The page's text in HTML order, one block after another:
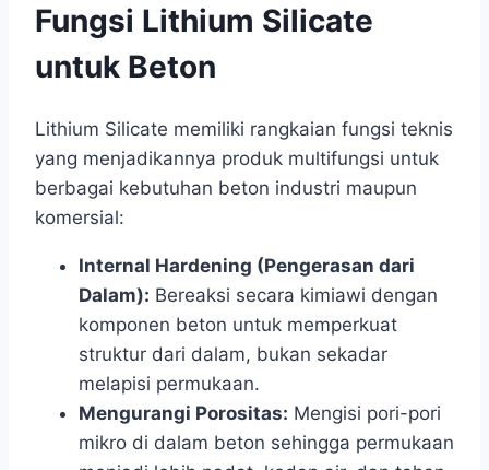
Fungsi Lithium Silicate
untuk Beton
Lithium Silicate memiliki rangkaian fungsi teknis
yang menjadikannya produk multifungsi untuk
berbagai kebutuhan beton industri maupun
komersial:
Internal Hardening (Pengerasan dari
Dalam): Bereaksi secara kimiawi dengan
komponen beton untuk memperkuat
struktur dari dalam, bukan sekadar
melapisi permukaan.
Mengurangi Porositas: Mengisi pori-pori
mikro di dalam beton sehingga permukaan